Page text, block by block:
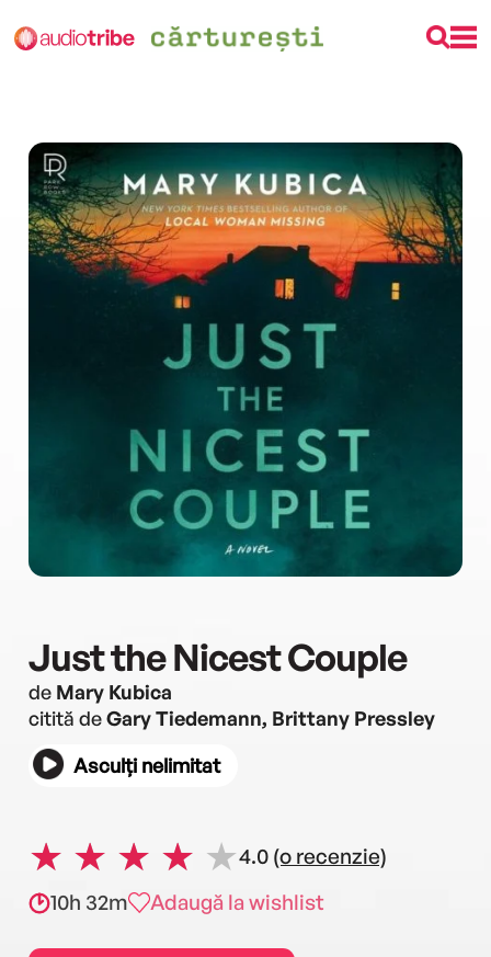
Just the Nicest Couple
de Mary Kubica
citită deGary Tiedemann, Brittany Pressley
Asculți nelimitat
4.0 (o recenzie)
10h 32m
Adaugă la wishlist